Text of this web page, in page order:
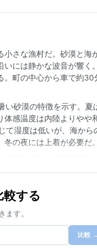
さな漁村だ。砂漠と
には静かな波音が響
町の中心から車で約
い砂漠の特徴を示す。
感温度は内陸よりや
湿度は低いが、海か
の夜には上着が必要だ。
で発生する海岸霧（
する
す。
比較 →